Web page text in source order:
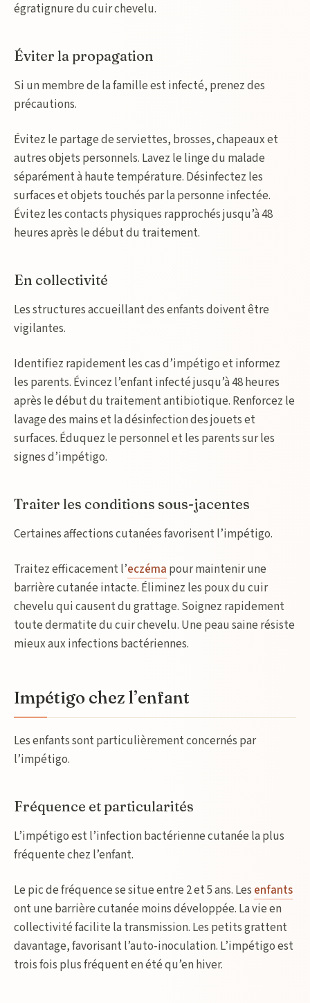
égratignure du cuir chevelu.
Éviter la propagation
Si un membre de la famille est infecté, prenez des
précautions.
Évitez le partage de serviettes, brosses, chapeaux et
autres objets personnels. Lavez le linge du malade
séparément à haute température. Désinfectez les
surfaces et objets touchés par la personne infectée.
Évitez les contacts physiques rapprochés jusqu’à 48
heures après le début du traitement.
En collectivité
Les structures accueillant des enfants doivent être
vigilantes.
Identifiez rapidement les cas d’impétigo et informez
les parents. Évincez l’enfant infecté jusqu’à 48 heures
après le début du traitement antibiotique. Renforcez le
lavage des mains et la désinfection des jouets et
surfaces. Éduquez le personnel et les parents sur les
signes d’impétigo.
Traiter les conditions sous-jacentes
Certaines affections cutanées favorisent l’impétigo.
Traitez efficacement l’eczéma pour maintenir une
barrière cutanée intacte. Éliminez les poux du cuir
chevelu qui causent du grattage. Soignez rapidement
toute dermatite du cuir chevelu. Une peau saine résiste
mieux aux infections bactériennes.
Impétigo chez l’enfant
Les enfants sont particulièrement concernés par
l’impétigo.
Fréquence et particularités
L’impétigo est l’infection bactérienne cutanée la plus
fréquente chez l’enfant.
Le pic de fréquence se situe entre 2 et 5 ans. Les enfants
ont une barrière cutanée moins développée. La vie en
collectivité facilite la transmission. Les petits grattent
davantage, favorisant l’auto-inoculation. L’impétigo est
trois fois plus fréquent en été qu’en hiver.